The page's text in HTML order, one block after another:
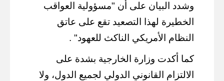
وشدد البيان على أن "مسؤولية العواقب
الخطيرة لهذا التصعيد تقع على عاتق
النظام الأمريكي الناكث للعهود" .
كما أكدت وزارة الخارجية بشدة على
الالتزام القانوني الدولي لجميع الدول، ولا